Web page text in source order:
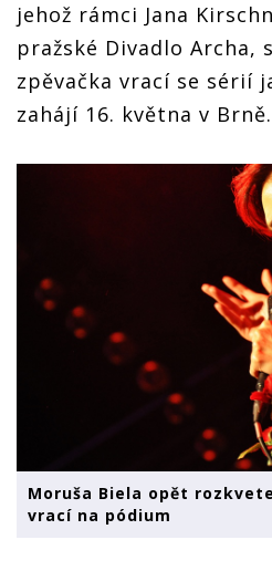
jehož rámci Jana
pražské Divadlo Archa,
zpěvačka vrací se sérií
zahájí 16. května v Brně.
Moruša Biela opět
vrací na pódium